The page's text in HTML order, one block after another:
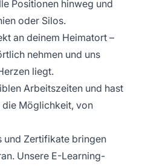
Positionen hinweg und
oder Silos.
an deinem Heimatort –
nehmen und uns
liegt.
Arbeitszeiten und hast
die Möglichkeit, von
und Zertifikate bringen
Unsere E-Learning-